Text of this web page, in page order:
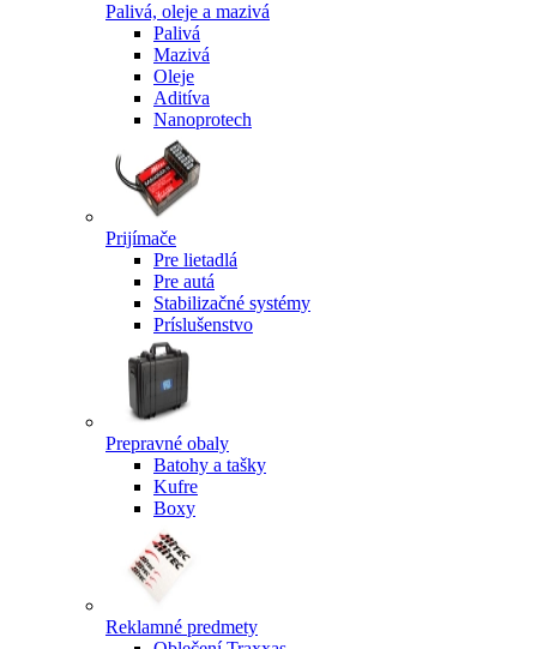
Palivá, oleje a mazivá
Palivá
Mazivá
Oleje
Aditíva
Nanoprotech
Prijímače
Pre lietadlá
Pre autá
Stabilizačné systémy
Príslušenstvo
Prepravné obaly
Batohy a tašky
Kufre
Boxy
Reklamné predmety